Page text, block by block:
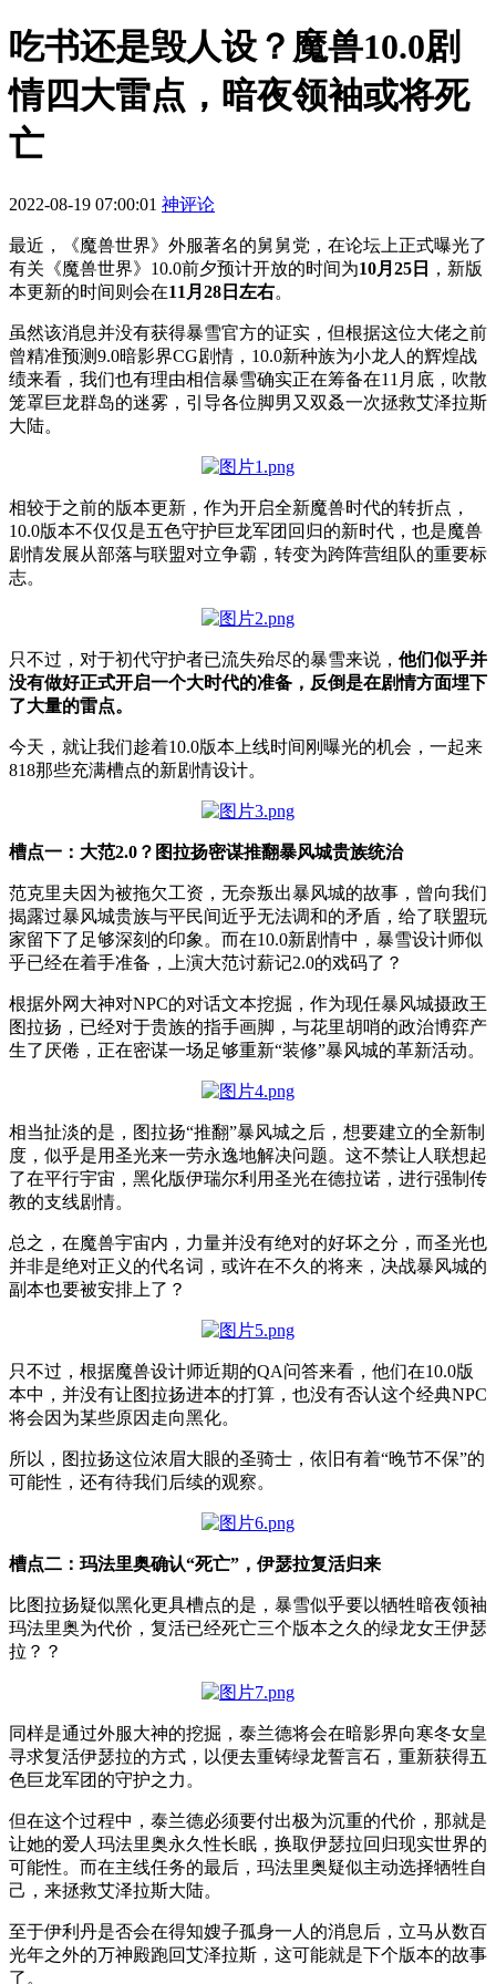
吃书还是毁人设？魔兽10.0剧
情四大雷点，暗夜领袖或将死
亡
2022-08-19 07:00:01 神评论
最近，《魔兽世界》外服著名的舅舅党，在论坛上正式曝光了
有关《魔兽世界》10.0前夕预计开放的时间为10月25日
，新版
本更新的时间则会在11月28日左右。
虽然该消息并没有获得暴雪官方的证实，但根据这位大佬之前
曾精准预测9.0暗影界CG剧情，10.0新种族为小龙人的辉煌战
绩来看，我们也有理由相信暴雪确实正在筹备在11月底，吹散
笼罩巨龙群岛的迷雾，引导各位脚男又双叒一次拯救艾泽拉斯
大陆。
相较于之前的版本更新，作为开启全新魔兽时代的转折点，
10.0版本不仅仅是五色守护巨龙军团回归的新时代，也是魔兽
剧情发展从部落与联盟对立争霸，转变为跨阵营组队的重要标
志。
只不过，对于初代守护者已流失殆尽的暴雪来说， 他们似乎并
没有做好正式开启一个大时代的准备，反倒是在剧情方面埋下
了大量的雷点。
今天，就让我们趁着10.0版本上线时间刚曝光的机会，一起来
818那些充满槽点的新剧情设计。
槽点一：大范2.0？图拉扬密谋推翻暴风城贵族统治
范克里夫因为被拖欠工资，无奈叛出暴风城的故事，曾向我们
揭露过暴风城贵族与平民间近乎无法调和的矛盾，给了联盟玩
家留下了足够深刻的印象。而在10.0新剧情中，暴雪设计师似
乎已经在着手准备，上演大范讨薪记2.0的戏码了？
根据外网大神对NPC的对话文本挖掘，作为现任暴风城摄政王
图拉扬，已经对于贵族的指手画脚，与花里胡哨的政治博弈产
生了厌倦，正在密谋一场足够重新“装修”暴风城的革新活动。
相当扯淡的是，图拉扬“推翻”暴风城之后，想要建立的全新制
度，似乎是用圣光来一劳永逸地解决问题。这不禁让人联想起
了在平行宇宙，黑化版伊瑞尔利用圣光在德拉诺，进行强制传
教的支线剧情。
总之，在魔兽宇宙内，力量并没有绝对的好坏之分，而圣光也
并非是绝对正义的代名词，或许在不久的将来，决战暴风城的
副本也要被安排上了？
只不过，根据魔兽设计师近期的QA问答来看，他们在10.0版
本中，并没有让图拉扬进本的打算，也没有否认这个经典NPC
将会因为某些原因走向黑化。
所以，图拉扬这位浓眉大眼的圣骑士，依旧有着“晚节不保”的
可能性，还有待我们后续的观察。
槽点二：玛法里奥确认“死亡”，伊瑟拉复活归来
比图拉扬疑似黑化更具槽点的是，暴雪似乎要以牺牲暗夜领袖
玛法里奥为代价，复活已经死亡三个版本之久的绿龙女王伊瑟
拉？？
同样是通过外服大神的挖掘，泰兰德将会在暗影界向寒冬女皇
寻求复活伊瑟拉的方式，以便去重铸绿龙誓言石，重新获得五
色巨龙军团的守护之力。
但在这个过程中，泰兰德必须要付出极为沉重的代价，那就是
让她的爱人玛法里奥永久性长眠，换取伊瑟拉回归现实世界的
可能性。而在主线任务的最后，玛法里奥疑似主动选择牺牲自
己，来拯救艾泽拉斯大陆。
至于伊利丹是否会在得知嫂子孤身一人的消息后，立马从数百
光年之外的万神殿跑回艾泽拉斯，这可能就是下个版本的故事
了。